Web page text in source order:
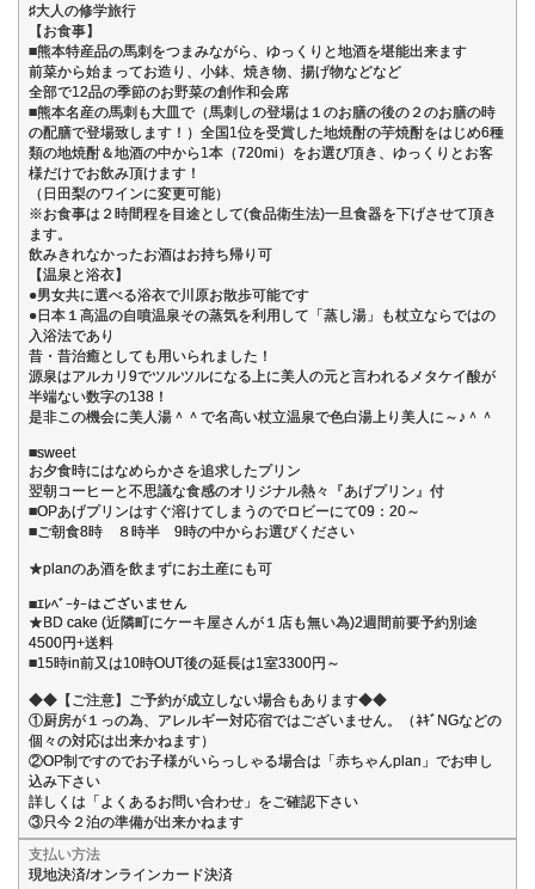
♯大人の修学旅行
【お食事】
■熊本特産品の馬刺をつまみながら、ゆっくりと地酒を堪能出来ます
前菜から始まってお造り、小鉢、焼き物、揚げ物などなど
全部で12品の季節のお野菜の創作和会席
■熊本名産の馬刺も大皿で（馬刺しの登場は１のお膳の後の２のお膳の時
の配膳で登場致します！）全国1位を受賞した地焼酎の芋焼酎をはじめ6種
類の地焼酎＆地酒の中から1本（720mi）をお選び頂き、ゆっくりとお客
様だけでお飲み頂けます！
（日田梨のワインに変更可能）
※お食事は２時間程を目途として(食品衛生法)一旦食器を下げさせて頂き
ます。
飲みきれなかったお酒はお持ち帰り可
【温泉と浴衣】
●男女共に選べる浴衣で川原お散歩可能です
●日本１高温の自噴温泉その蒸気を利用して「蒸し湯」も杖立ならではの
入浴法であり
昔・昔治癒としても用いられました！
源泉はアルカリ9でツルツルになる上に美人の元と言われるメタケイ酸が
半端ない数字の138！
是非この機会に美人湯＾＾で名高い杖立温泉で色白湯上り美人に～♪＾＾
■sweet
お夕食時にはなめらかさを追求したプリン
翌朝コーヒーと不思議な食感のオリジナル熱々『あげプリン』付
■OPあげプリンはすぐ溶けてしまうのでロビーにて09：20～
■ご朝食8時 ８時半 9時の中からお選びください
★planのあ酒を飲まずにお土産にも可
■ｴﾚﾍﾞｰﾀｰはございません
★BD cake (近隣町にケーキ屋さんが１店も無い為)2週間前要予約別途
4500円+送料
■15時in前又は10時OUT後の延長は1室3300円～
◆◆【ご注意】ご予約が成立しない場合もあります◆◆
①厨房が１っの為、アレルギー対応宿ではございません。（ﾈｷﾞNGなどの
個々の対応は出来かねます）
②OP制ですのでお子様がいらっしゃる場合は「赤ちゃんplan」でお申し
込み下さい
詳しくは「よくあるお問い合わせ」をご確認下さい
③只今２泊の準備が出来かねます
支払い方法
現地決済/オンラインカード決済